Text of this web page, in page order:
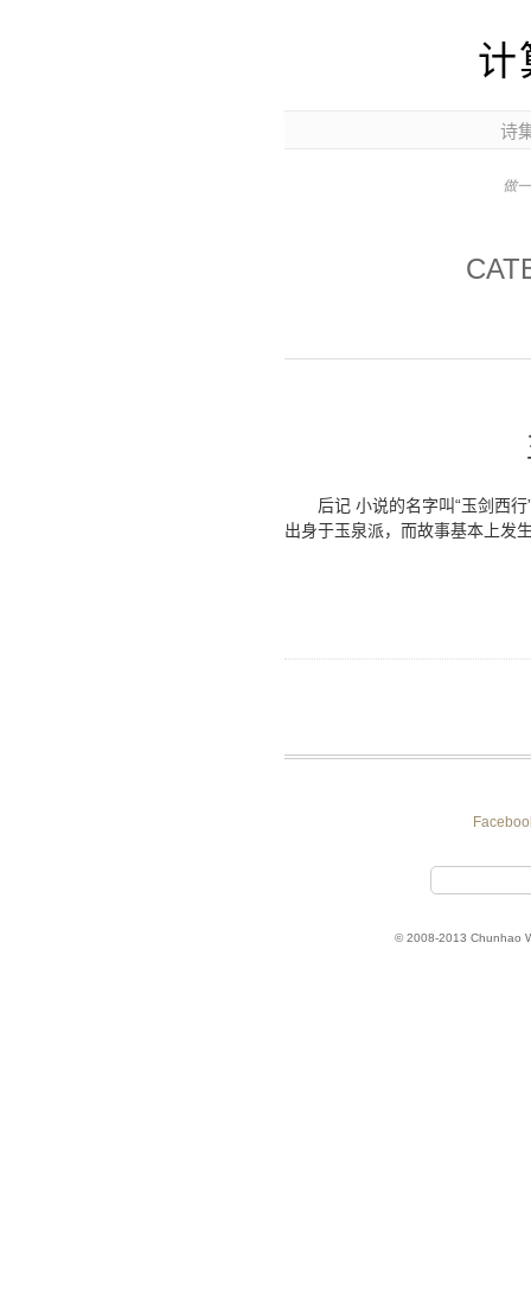
计
诗
做
后记 小说的名字叫“玉剑西
出身于玉泉派，而故事基本上发
© 2008-2013 Chunhao